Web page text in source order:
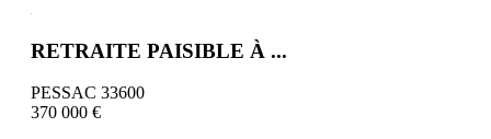
RETRAITE PAISIBLE À ...
PESSAC 33600
370 000 €